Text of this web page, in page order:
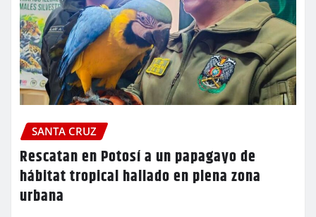
SANTA CRUZ
Rescatan en Potosí a un papagayo de
hábitat tropical hallado en plena zona
urbana